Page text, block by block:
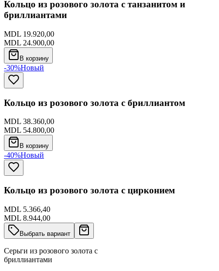
Кольцо из розового золота с танзанитом и
бриллиантами
MDL 19.920,00
MDL 24.900,00
В корзину
-30%Новый
Кольцо из розового золота с бриллиантом
MDL 38.360,00
MDL 54.800,00
В корзину
-40%Новый
Кольцо из розового золота с цирконием
MDL 5.366,40
MDL 8.944,00
Выбрать вариант
Серьги из розового золота с
бриллиантами